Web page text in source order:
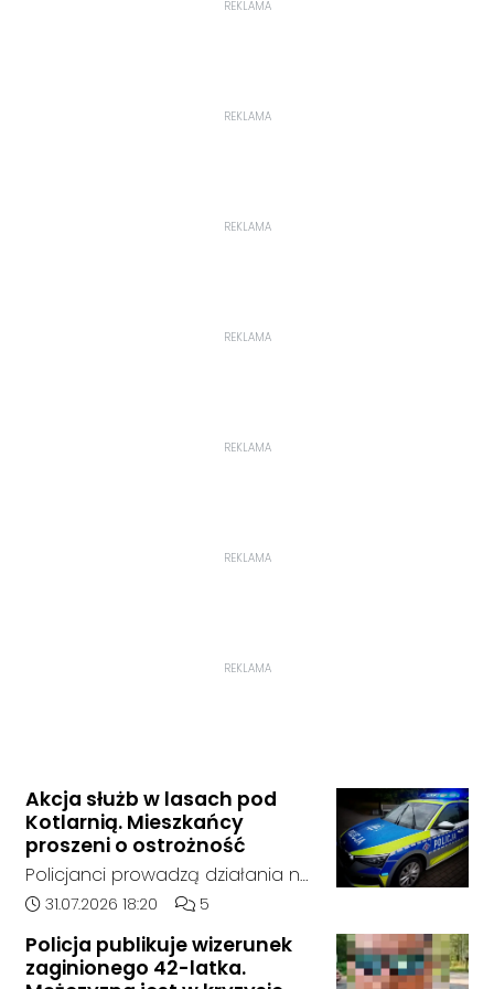
REKLAMA
REKLAMA
REKLAMA
REKLAMA
REKLAMA
REKLAMA
REKLAMA
Akcja służb w lasach pod
Kotlarnią. Mieszkańcy
proszeni o ostrożność
Policjanci prowadzą działania na
terenie kompleksów leśnych w
nam się ustalić, funkcjonariusze
poszukują mężczyzny, który może
Data dodania artykułu:
31.07.2026 18:20 Liczba komentarzy artykułu:
5
Policja publikuje wizerunek
zaginionego 42-latka.